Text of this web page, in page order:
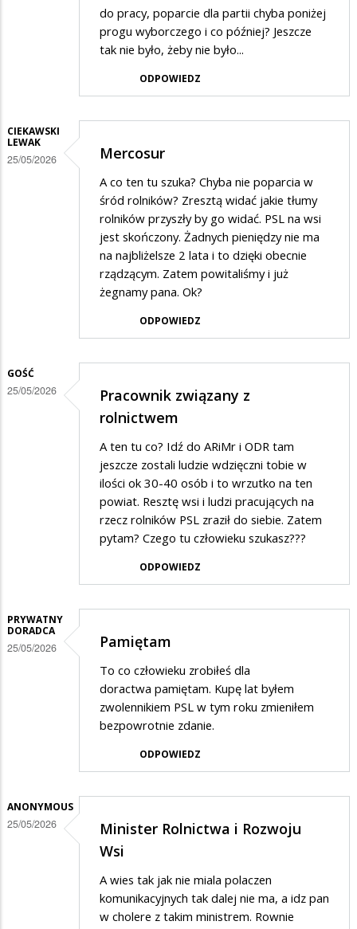
do pracy, poparcie dla partii chyba poniżej
progu wyborczego i co później? Jeszcze
tak nie było, żeby nie było...
ODPOWIEDZ
CIEKAWSKI
LEWAK
25/05/2026 Mercosur
A co ten tu szuka? Chyba nie poparcia w
śród rolników? Zresztą widać jakie tłumy
rolników przyszły by go widać. PSL na wsi
jest skończony. Żadnych pieniędzy nie ma
na najbliżelsze 2 lata i to dzięki obecnie
rządzącym. Zatem powitaliśmy i już
żegnamy pana. Ok?
ODPOWIEDZ
GOŚĆ
25/05/2026
Pracownik związany z
rolnictwem
A ten tu co? Idź do ARiMr i ODR tam
jeszcze zostali ludzie wdzięczni tobie w
ilości ok 30-40 osób i to wrzutko na ten
powiat. Resztę wsi i ludzi pracujących na
rzecz rolników PSL zraził do siebie. Zatem
pytam? Czego tu człowieku szukasz???
ODPOWIEDZ
PRYWATNY
DORADCA
25/05/2026 Pamiętam
To co człowieku zrobiłeś dla
doractwa pamiętam. Kupę lat byłem
zwolennikiem PSL w tym roku zmieniłem
bezpowrotnie zdanie.
ODPOWIEDZ
ANONYMOUS
25/05/2026
Minister Rolnictwa i Rozwoju
Wsi
A wies tak jak nie miala polaczen
komunikacyjnych tak dalej nie ma, a idz pan
w cholere z takim ministrem. Rownie